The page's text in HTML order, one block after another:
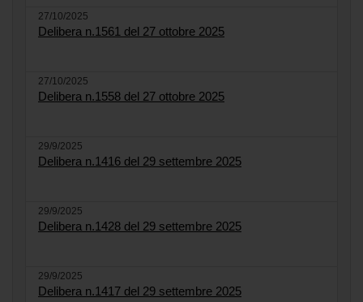
27/10/2025
Delibera n.1561 del 27 ottobre 2025
27/10/2025
Delibera n.1558 del 27 ottobre 2025
29/9/2025
Delibera n.1416 del 29 settembre 2025
29/9/2025
Delibera n.1428 del 29 settembre 2025
29/9/2025
Delibera n.1417 del 29 settembre 2025